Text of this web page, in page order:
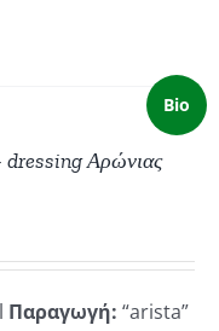
Bio
dressing Αρώνιας
Παραγωγή: “arista”